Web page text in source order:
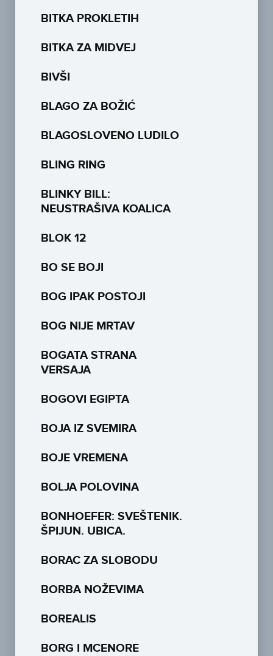
BITKA PROKLETIH
BITKA ZA MIDVEJ
BIVŠI
BLAGO ZA BOŽIĆ
BLAGOSLOVENO LUDILO
BLING RING
BLINKY BILL:
NEUSTRAŠIVA KOALICA
BLOK 12
BO SE BOJI
BOG IPAK POSTOJI
BOG NIJE MRTAV
BOGATA STRANA
VERSAJA
BOGOVI EGIPTA
BOJA IZ SVEMIRA
BOJE VREMENA
BOLJA POLOVINA
BONHOEFER: SVEŠTENIK.
ŠPIJUN. UBICA.
BORAC ZA SLOBODU
BORBA NOŽEVIMA
BOREALIS
BORG I MCENORE